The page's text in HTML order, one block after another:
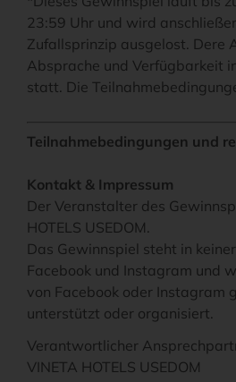
23:59 Uhr und wird
Zufallsprinzip ausgelost. Dere
Absprache und Verfügbarkeit
statt. Die
Teilnahmebedingungen und
Kontakt & Impressum
Der Veranstalter des
HOTELS USEDOM.
Das Gewinnspiel steht in
Facebook und Instagram und
von Facebook oder Instagram
unterstützt oder organisiert.
Verantwortlicher
VINETA HOTELS USEDOM